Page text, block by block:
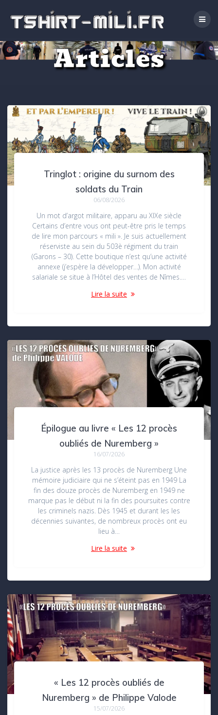
au
contenu
Articles
Tringlot : origine du surnom des
soldats du Train
06/08/2026
Un mot d’argot militaire, apparu au XIXe siècle
Certains d’entre vous ont peut-être pris le temps
de lire mon parcours « mili ». Je suis actuellement
réserviste au sein du 503è régiment du train
(Garons – 30). Cette boutique n’est qu’une activité
annexe (j’espère la développer…). Mon activité
salariale se situe à l’Hôtel des ventes de Nîmes.…
Lire la suite
Épilogue au livre « Les 12 procès
oubliés de Nuremberg »
16/07/2026
La justice après les 13 procès de Nuremberg Une
mémoire judiciaire qui ne s’éteint pas en 1949 La
fin des douze procès de Nuremberg en 1949 ne
marque pas le début ni la fin des poursuites contre
les criminels nazis. Dès 1945 et durant les les
décennies suivantes, de nombreux procès ont eu
lieu à…
Lire la suite
« Les 12 procès oubliés de
Nuremberg » de Philippe Valode
15/07/2026